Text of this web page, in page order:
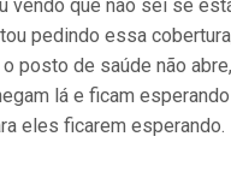
vendo que não sei se
pedindo essa
posto de saúde não abre,
lá e ficam
eles ficarem esperando.